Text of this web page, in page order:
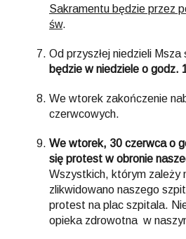
Sakramentu będzie przez
św.
Od przyszłej niedzieli Msza
będzie w niedziele o godz.
We wtorek zakończenie
czerwcowych.
We wtorek, 30 czerwca o
się protest w obronie
Wszystkich, którym zależy
zlikwidowano naszego
protest na plac szpitala.
opieka zdrowotna w